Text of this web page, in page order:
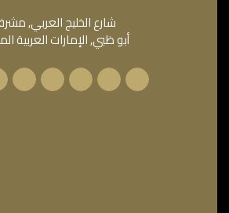
شارع الخليج العربي, مشرف,
أبو ظبي, الإمارات العربية المتحدة